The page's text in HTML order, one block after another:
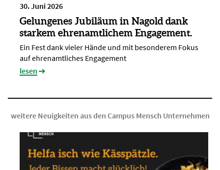
30. Juni 2026
Gelungenes Jubiläum in Nagold dank
starkem ehrenamtlichem Engagement.
Ein Fest dank vieler Hände und mit besonderem Fokus
auf ehrenamtliches Engagement
lesen
weitere Neuigkeiten aus den Campus Mensch Unternehmen